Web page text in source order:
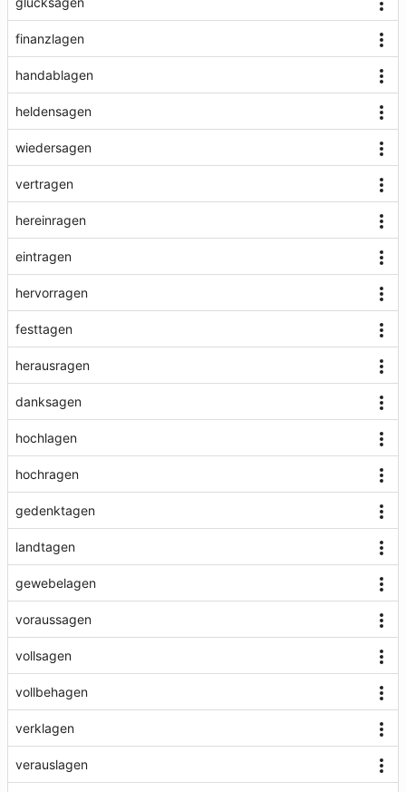
finanzlagen
handablagen
heldensagen
wiedersagen
vertragen
hereinragen
eintragen
hervorragen
festtagen
herausragen
danksagen
hochlagen
hochragen
gedenktagen
landtagen
gewebelagen
voraussagen
vollsagen
vollbehagen
verklagen
verauslagen